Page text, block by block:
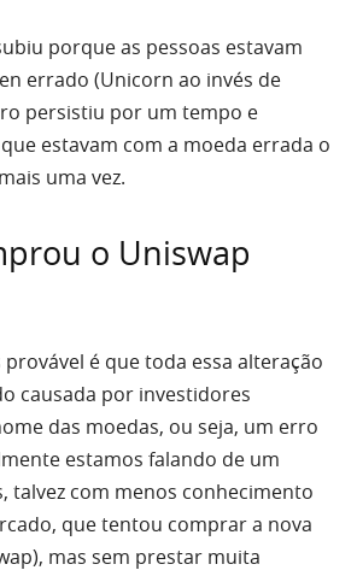
porque as pessoas estavam
errado (Unicorn ao invés de
persistiu por um tempo e
estavam com a moeda errada o
uma vez.
o Uniswap
provável é que toda essa alteração
causada por investidores
das moedas, ou seja, um erro
estamos falando de um
talvez com menos conhecimento
que tentou comprar a nova
mas sem prestar muita